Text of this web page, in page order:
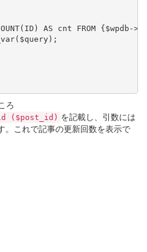
AS cnt FROM {$wpdb-
ろ
($post_id) を記載し、引数には
。これで記事の更新回数を表示で